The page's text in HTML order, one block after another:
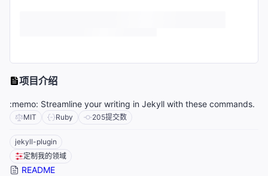
项目介绍
:memo: Streamline your writing in Jekyll with these commands.
MIT Ruby 205提交数
jekyll-plugin
定制我的领域
README